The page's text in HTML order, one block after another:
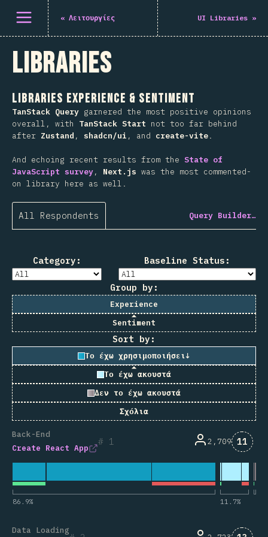
Άνοιγμα μενού
« Λειτουργίες UI Libraries »
Libraries
Libraries Experience & Sentiment
TanStack Query garnered the most positive opinions
overall, with TanStack Start not too far behind
after Zustand , shadcn/ui , and create-vite.
And echoing recent results from the State of
JavaScript survey, Next.js was the most commented-
on library here as well.
All Respondents Query Builder…
Category: Baseline Status:
Group by:
Experience
Sentiment
Sort by:
Το έχω χρησιμοποιήσει↓
Το έχω ακουστά
Δεν το έχω ακουστά
Σχόλια
1
Back-End
Create React App
86.9% 11.7%
2,709 11
Data Loading